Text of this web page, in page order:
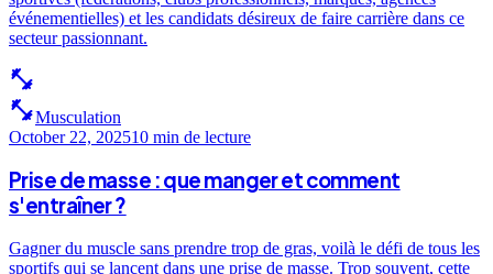
événementielles) et les candidats désireux de faire carrière dans ce
secteur passionnant.
fitness_center
fitness_centerMusculation
October 22, 202510 min de lecture
Prise de masse : que manger et comment
s'entraîner ?
Gagner du muscle sans prendre trop de gras, voilà le défi de tous les
sportifs qui se lancent dans une prise de masse. Trop souvent, cette